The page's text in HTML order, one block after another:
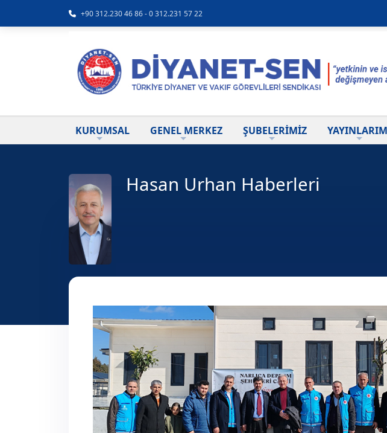
+90 312.230 46 86 - 0 312.231 57 22
KURUMSAL GENEL MERKEZ ŞUBELERİMİZ
Hasan Urhan Haberleri